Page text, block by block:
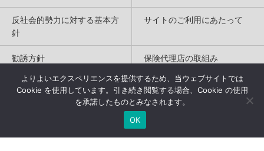
反社会的勢力に対する基本方
針
サイトのご利用にあたって
勧誘方針 保険代理店の取組み
特定商取引法に基づく表記
Copyright(c) 2004-2026
Humannetwork Inc. All rights reserved.
よりよいエクスペリエンスを提供するため、当ウェブサイトでは
Cookie を使用しています。引き続き閲覧する場合、Cookie の使用
を承諾したものとみなされます。
OK